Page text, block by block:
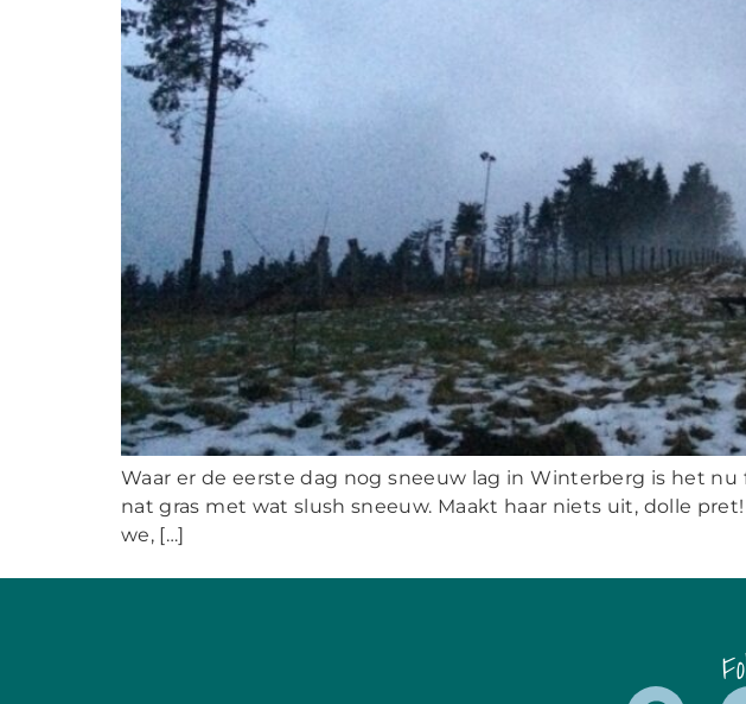
Waar er de eerste dag nog sneeuw lag in Winterberg is het
nat gras met wat slush sneeuw. Maakt haar niets uit, dolle
we, […]